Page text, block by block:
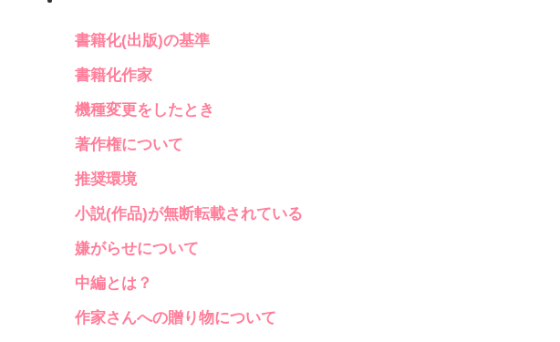
書籍化(出版)の基準
書籍化作家
機種変更をしたとき
著作権について
推奨環境
小説(作品)が無断転載されている
嫌がらせについて
中編とは？
作家さんへの贈り物について